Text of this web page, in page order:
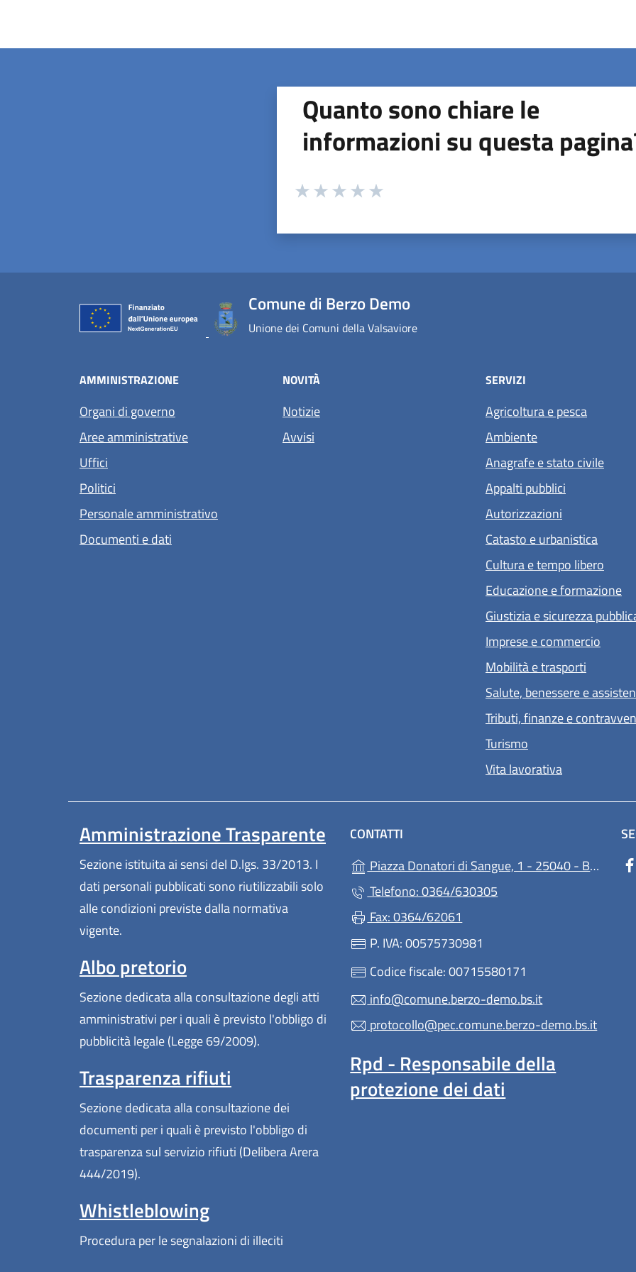
Quanto sono chiare le
informazioni su questa
Valuta da 1 a 5 stelle la pagina
Comune di Berzo Demo
Unione dei Comuni della Valsaviore
AMMINISTRAZIONE
Organi di governo
Aree amministrative
Uffici
Politici
Personale amministrativo
Documenti e dati
NOVITÀ
Notizie
Avvisi
SERVIZI
Agricoltura e pesca
Ambiente
Anagrafe e stato civile
Appalti pubblici
Autorizzazioni
Catasto e urbanistica
Cultura e tempo libero
Educazione e formazione
Giustizia e sicurezza
Imprese e commercio
Mobilità e trasporti
Salute, benessere e
Tributi, finanze e
Turismo
Vita lavorativa
Amministrazione Trasparente
Sezione istituita ai sensi del D.lgs. 33/2013. I
dati personali pubblicati sono riutilizzabili solo
alle condizioni previste dalla normativa
vigente.
Albo pretorio
Sezione dedicata alla consultazione degli atti
amministrativi per i quali è previsto l'obbligo di
pubblicità legale (Legge 69/2009).
Trasparenza rifiuti
Sezione dedicata alla consultazione dei
documenti per i quali è previsto l'obbligo di
trasparenza sul servizio rifiuti (Delibera Arera
444/2019).
Whistleblowing
Procedura per le segnalazioni di illeciti
CONTATTI
Piazza Donatori di Sangue, 1 - 25040 - Berzo Demo (BS)
Telefono: 0364/630305
Fax: 0364/62061
P. IVA: 00575730981
Codice fiscale: 00715580171
info@comune.berzo-demo.bs.it
protocollo@pec.comune.berzo-demo.bs.it
Rpd - Responsabile della
protezione dei dati